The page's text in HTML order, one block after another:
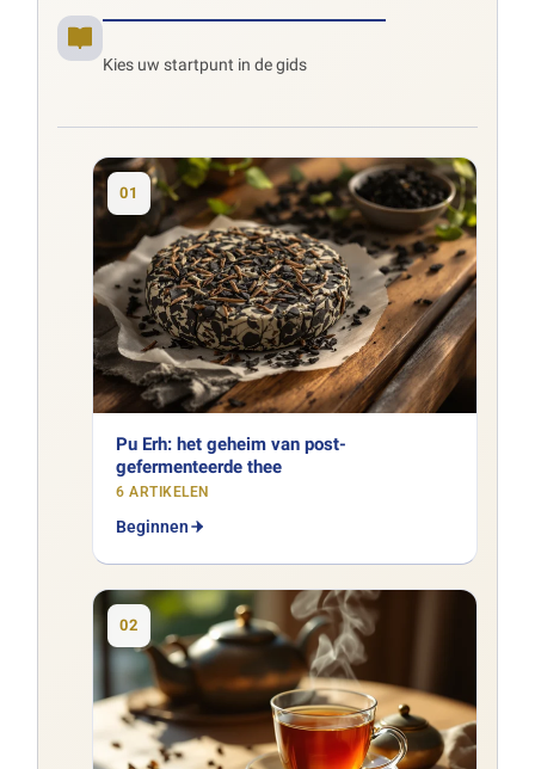
Kies uw startpunt in de gids
01
Pu Erh: het geheim van post-
gefermenteerde thee
6 ARTIKELEN
Beginnen
02